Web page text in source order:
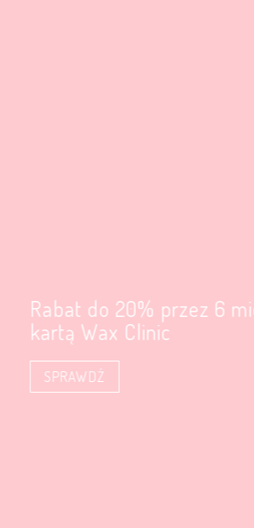
Rabat do 20% przez 6
kartą Wax Clinic
SPRAWDŹ